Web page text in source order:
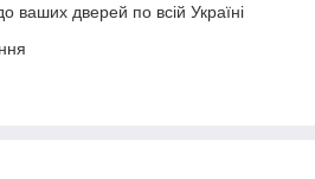
ваших дверей по всій Україні